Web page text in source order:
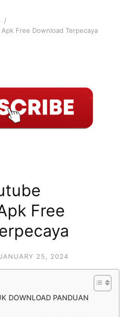
Free Download Terpecaya
Free
25, 2024
DOWNLOAD PANDUAN